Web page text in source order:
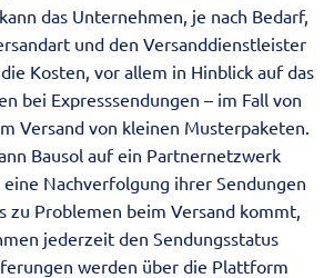
das Unternehmen, je nach Bedarf,
und den Versanddienstleister
Kosten, vor allem in Hinblick auf das
bei Expresssendungen – im Fall von
Versand von kleinen Musterpaketen.
Bausol auf ein Partnernetzwerk
Nachverfolgung ihrer Sendungen
zu Problemen beim Versand kommt,
jederzeit den Sendungsstatus
werden über die Plattform